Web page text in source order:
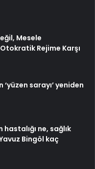
Mesele
Rejime Karşı
‘yüzen sarayı’ yeniden
hastalığı ne, sağlık
Bingöl kaç